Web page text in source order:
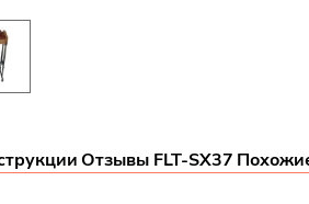
Отзывы FLT-SX37